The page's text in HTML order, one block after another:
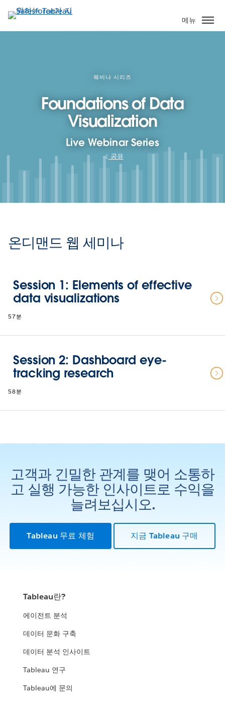
요
콘
메뉴
웨비나 시리즈
Foundations of Data
Visualization
Live Webinar Series
공유
온디맨드 웹 세미나
Session 1: Elements of effective
data visualizations
57분
Session 2: Dashboard eye-
tracking research
58분
고객과 긴밀한 관계를 맺어 소통하
고 실행 가능한 인사이트로 수익을
늘려보십시오.
Tableau 무료 체험 지금 Tableau 구매
Tableau란?
에이전트 분석
데이터 문화 구축
데이터 분석 인사이트
Tableau 연구
Tableau에 문의